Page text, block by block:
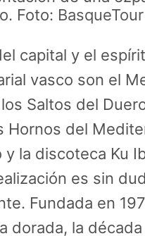
Foto: BasqueTour
capital y el
vasco son el
Saltos del
Hornos del
y la discoteca Ku
es sin
Fundada en
dorada, la